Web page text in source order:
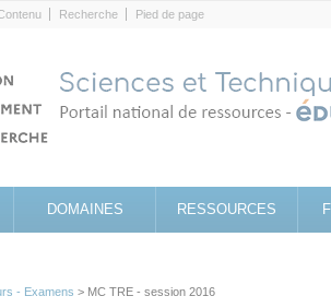
Recherche Pied de page
DOMAINES RESSOURCES
- Examens > MC TRE - session 2016